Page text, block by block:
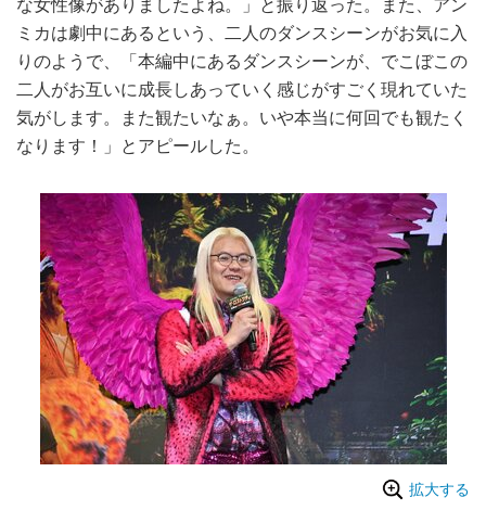
な女性像がありましたよね。」と振り返った。また、アン
ミカは劇中にあるという、二人のダンスシーンがお気に入
りのようで、「本編中にあるダンスシーンが、でこぼこの
二人がお互いに成長しあっていく感じがすごく現れていた
気がします。また観たいなぁ。いや本当に何回でも観たく
なります！」とアピールした。
拡大する